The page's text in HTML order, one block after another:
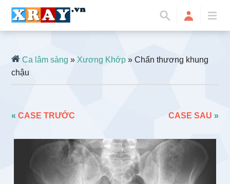
Ca lâm sàng »Xương Khớp » Chấn thương khung
chậu
«CASE TRƯỚC CASE SAU »